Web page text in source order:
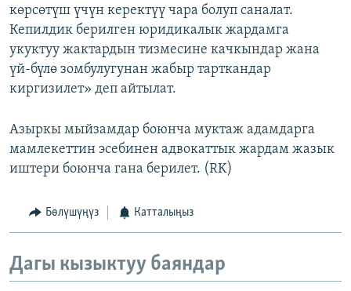
көрсөтүш үчүн керектүү чара болуп саналат.
Кепилдик берилген юридикалык жардамга
укуктуу жактардын тизмесине качкындар жана
үй-бүлө зомбулугунан жабыр тарткандар
киргизилет» деп айтылат.
Азыркы мыйзамдар боюнча муктаж адамдарга
мамлекеттин эсебинен адвокаттык жардам жазык
иштери боюнча гана берилет. (RK)
Бөлүшүңүз Катталыңыз
Дагы кызыктуу баяндар